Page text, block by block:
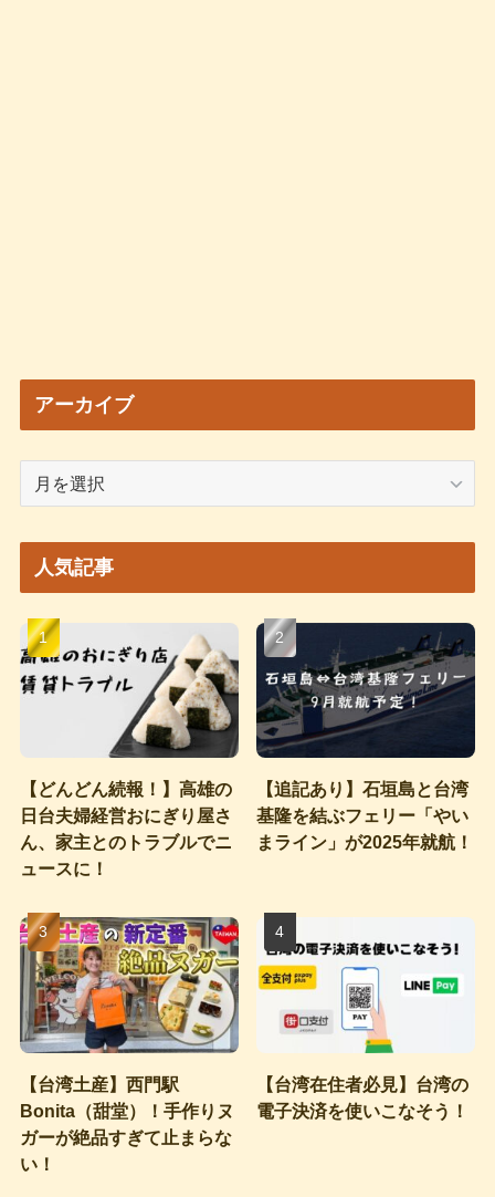
アーカイブ
ブ
人気記事
【どんどん続報！】高雄の
日台夫婦経営おにぎり屋さ
ん、家主とのトラブルでニ
ュースに！
【追記あり】石垣島と台湾
基隆を結ぶフェリー「やい
まライン」が2025年就航！
【台湾土産】西門駅
Bonita（甜堂）！手作りヌ
ガーが絶品すぎて止まらな
い！
【台湾在住者必見】台湾の
電子決済を使いこなそう！